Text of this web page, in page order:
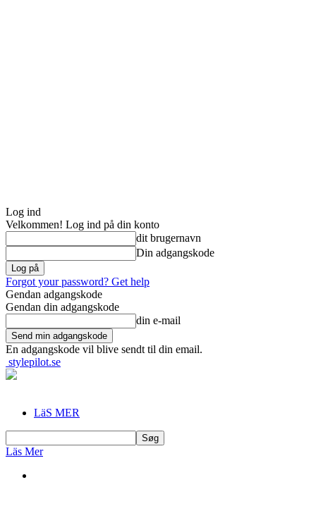
Log ind
Velkommen! Log ind på din konto
dit brugernavn
Din adgangskode
Forgot your password? Get help
Gendan adgangskode
Gendan din adgangskode
din e-mail
En adgangskode vil blive sendt til din email.
stylepilot.se
LäS MER
Läs Mer